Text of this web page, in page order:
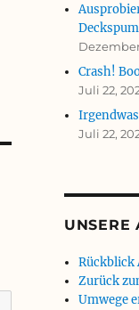
Crash!
Juli 22,
Juli 22,
UNSERE
Rückblick
Zurück
Umwege